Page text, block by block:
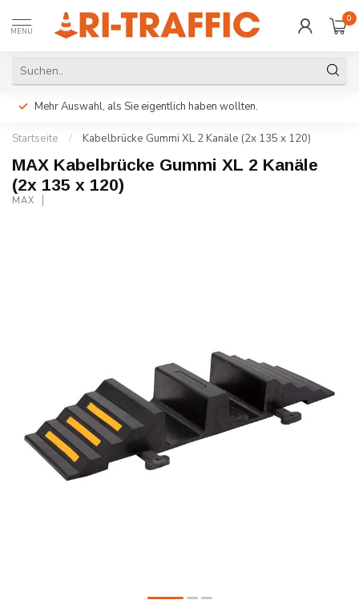
MENU
0
Mehr Auswahl, als Sie eigentlich haben wollten.
Startseite / Kabelbrücke Gummi XL 2 Kanäle (2x 135 x 120)
MAX Kabelbrücke Gummi XL 2 Kanäle
(2x 135 x 120)
MAX